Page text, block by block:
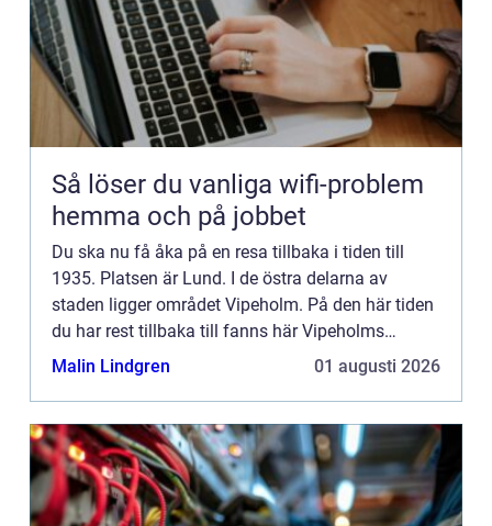
Så löser du vanliga wifi-problem
hemma och på jobbet
Du ska nu få åka på en resa tillbaka i tiden till
1935. Platsen är Lund. I de östra delarna av
staden ligger området Vipeholm. På den här tiden
du har rest tillbaka till fanns här Vipeholms
sjukhus, som huserade människor med grova
Malin Lindgren 01 augusti 2026